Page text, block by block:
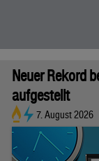
Neuer Rekord
aufgestellt
7. August 2026